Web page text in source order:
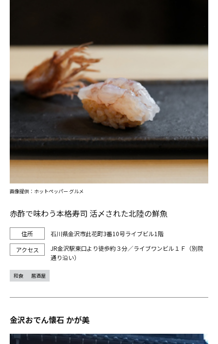
赤酢で味わう本格寿司 活〆された北陸の鮮魚
石川県金沢市此花町3番10号ライブビル1階
JR金沢駅東口より徒歩約３分／ライブワンビル１Ｆ（別院
通り沿い）
画像提供：ホットペッパー グルメ
和食 居酒屋
金沢おでん懐石 かが美